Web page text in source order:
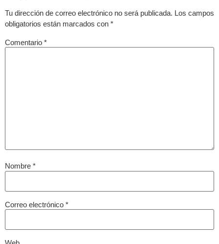
Tu dirección de correo electrónico no será publicada. Los campos
obligatorios están marcados con *
Comentario *
Nombre *
Correo electrónico *